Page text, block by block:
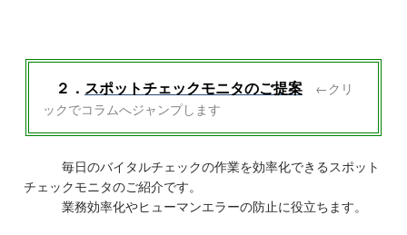
２． スポットチェックモニタのご提案
←クリ
ックでコラムへジャンプします
毎日のバイタルチェックの作業を効率化できるスポット
チェックモニタのご紹介です。
業務効率化やヒューマンエラーの防止に役立ちます。